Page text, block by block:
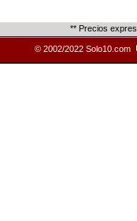
** Precios
© 2002/2022 Solo10.com